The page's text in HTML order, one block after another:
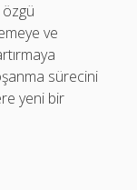
özgü
ve
sürecini
yeni bir